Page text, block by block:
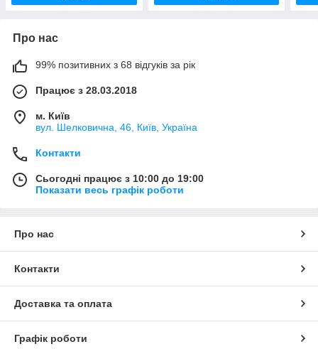
Про нас
99% позитивних з 68 відгуків за рік
Працює з 28.03.2018
м. Київ
вул. Шелковична, 46, Київ, Україна
Контакти
Сьогодні працює з 10:00 до 19:00
Показати весь графік роботи
Про нас
Контакти
Доставка та оплата
Графік роботи